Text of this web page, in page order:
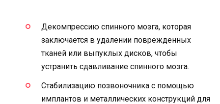
Декомпрессию спинного мозга, которая
заключается в удалении поврежденных
тканей или выпуклых дисков, чтобы
устранить сдавливание спинного мозга.
Стабилизацию позвоночника с помощью
имплантов и металлических конструкций для